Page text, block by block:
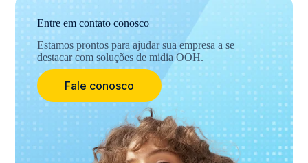
Entre em contato conosco
Estamos prontos para ajudar sua empresa a se
destacar com soluções de midia OOH.
Fale conosco